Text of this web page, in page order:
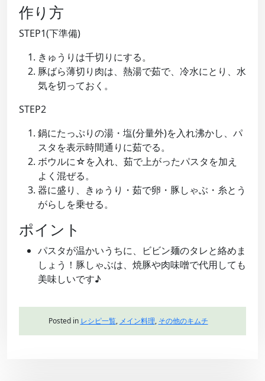
作り方
STEP1(下準備)
きゅうりは千切りにする。
豚ばら薄切り肉は、熱湯で茹で、冷水にとり、水
気を切っておく。
STEP2
鍋にたっぷりの湯・塩(分量外)を入れ沸かし、パ
スタを表示時間通りに茹でる。
ボウルに☆を入れ、茹で上がったパスタを加え
よく混ぜる。
器に盛り、きゅうり・茹で卵・豚しゃぶ・糸とう
がらしを乗せる。
ポイント
パスタが温かいうちに、ビビン麺のタレと絡めま
しょう！豚しゃぶは、焼豚や肉味噌で代用しても
美味しいです♪
Posted in レシピ一覧, メイン料理, その他のキムチ